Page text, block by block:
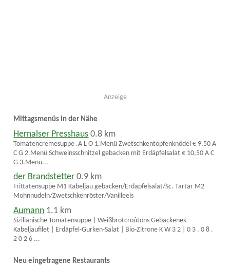
Anzeige
Mittagsmenüs in der Nähe
Hernalser Presshaus 0.8 km
Tomatencremesuppe .A L O 1.Menü Zwetschkentopfenknödel € 9,50 A
C G 2.Menü Schweinsschnitzel gebacken mit Erdäpfelsalat € 10,50 A C
G 3.Menü...
der Brandstetter 0.9 km
Frittatensuppe M1 Kabeljau gebacken/Erdäpfelsalat/Sc. Tartar M2
Mohnnudeln/Zwetschkenröster/Vanilleeis
Aumann 1.1 km
Sizilianische Tomatensuppe | Weißbrotcroûtons Gebackenes
Kabeljaufilet | Erdäpfel-Gurken-Salat | Bio-Zitrone K W 3 2 | 0 3 . 0 8 .
2 0 2 6 ...
Neu eingetragene Restaurants